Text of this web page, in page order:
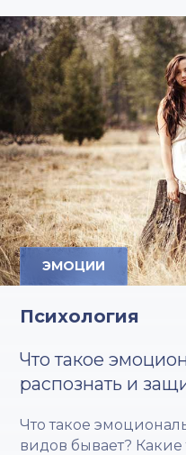
ЭМОЦИИ
Психология
Что такое
распознать и
Что такое
видов бывает?